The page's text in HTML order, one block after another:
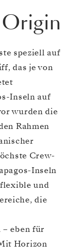
speziell auf
das je von
Inseln auf
wurden die
Rahmen
Crew-
Inseln
und
die
eben für
Horizon